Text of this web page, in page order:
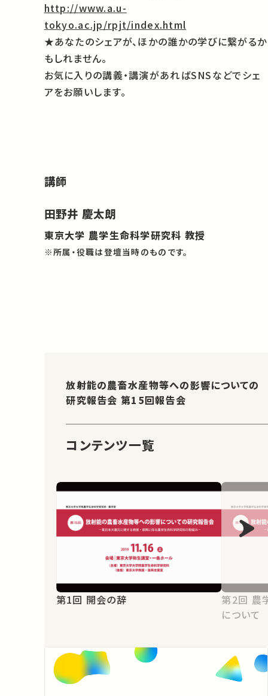
http://www.a.u-
tokyo.ac.jp/rpjt/index.html
★あなたのシェアが、ほかの誰かの学びに繋がるか
もしれません。
お気に入りの講義・講演があればSNSなどでシェ
アをお願いします。
講師
田野井 慶太朗
東京大学 農学生命科学研究科 教授
※所属・役職は登壇当時のものです。
放射能の農畜水産物等への影響についての
研究報告会 第15回報告会
コンテンツ一覧
第1回 開会の辞
第2回 農学生命科学研究科の取組み
について